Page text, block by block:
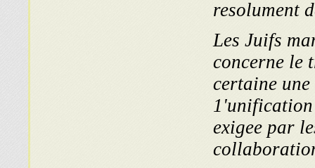
resolument
Les Juifs
concerne le
certaine
1'unification
exigee par